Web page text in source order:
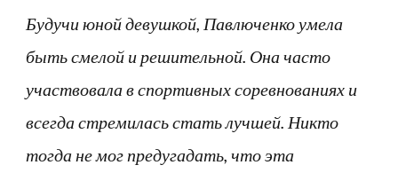
Будучи юной девушкой, Павлюченко умела
быть смелой и решительной. Она часто
участвовала в спортивных соревнованиях и
всегда стремилась стать лучшей. Никто
тогда не мог предугадать, что эта